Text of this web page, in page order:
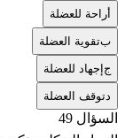
راحة للعضلة
بتقوية العضلة
جإجهاد للعضلة
توقف العضلة
السؤال 49